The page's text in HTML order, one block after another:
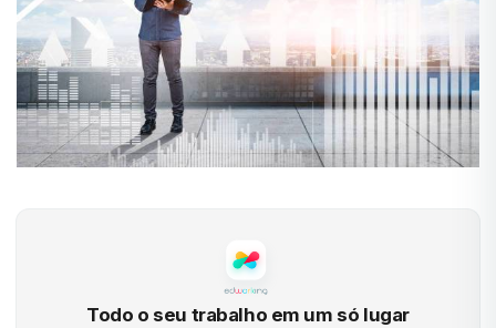
Todo o seu trabalho em um só lugar